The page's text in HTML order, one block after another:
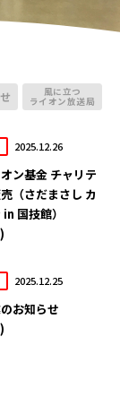
風に立つ
ライオン放送局
2025.12.26
ン基金 チャリテ
（さだまさし カ
国技館）
2025.12.25
お知らせ